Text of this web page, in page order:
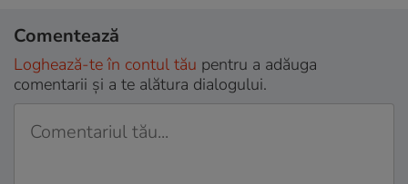
Comentează
Loghează-te în contul tău pentru a adăuga
comentarii și a te alătura dialogului.